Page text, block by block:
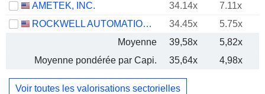
AMETEK, INC.
34.14x 7.11x
ROCKWELL AUTOMATION, INC.
34.45x 5.75x
Moyenne
39,58x 5,82x
Moyenne pondérée par Capi.
35,64x 4,98x
Voir toutes les valorisations sectorielles